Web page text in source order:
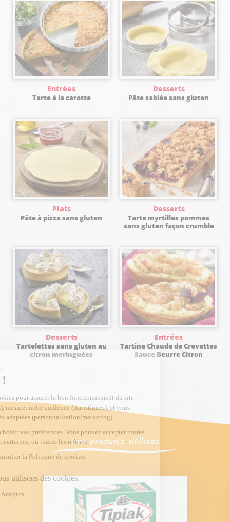
Entrées
Tarte à la carotte
Desserts
Pâte sablée sans gluten
Plats
Pâte à pizza sans gluten
Desserts
Tarte myrtilles pommes
sans gluten façon crumble
Desserts
Tartelettes sans gluten au
citron meringuées
Entrées
Tartine Chaude de Crevettes
Sauce Beurre Citron
Les produits utilisés